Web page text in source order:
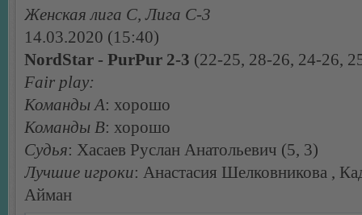
Женская лига С, Лига С-3
14.03.2020 (15:40)
NordStar - PurPur 2-3 (22-25, 28-26, 24-26,
Fair play:
Команды А: хорошо
Команды В: хорошо
Судья: Хасаев Руслан Анатольевич (5, 3)
Лучшие игроки: Анастасия Шелковникова ,
Айман